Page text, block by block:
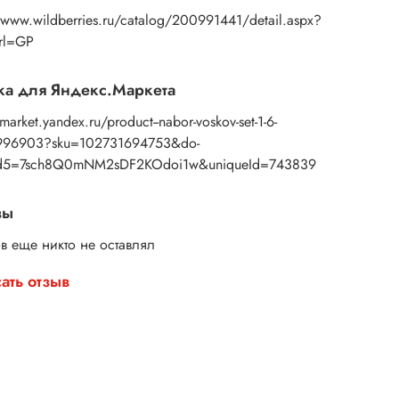
«Чёрный» №3, 18 мл.;
«Старая медь» №15, 18 мл.;
«Золотая оливка» №26, 18 мл.;
«Финик» №30, 18 мл.;
«Серпантин» №54, 18 мл.;
catalog/200991441/detail.aspx?
для Яндекс.Маркета
product--nabor-voskov-set-1-6-
еще никто не оставлял
отзыв